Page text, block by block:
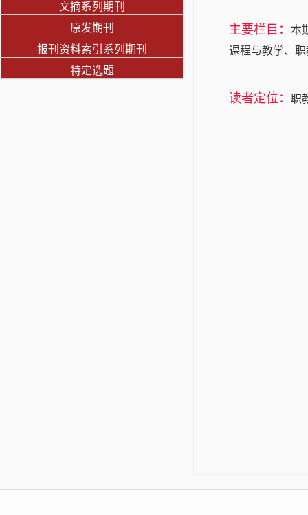
文摘系列期刊
原发期刊
报刊资料索引系列期刊
特定选题
主要栏目： 本
课程与教学、
读者定位： 职